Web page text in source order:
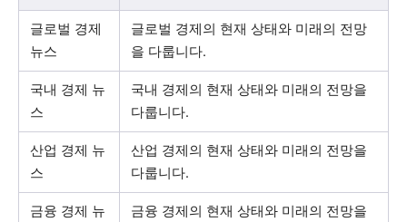
글로벌 경제
뉴스
글로벌 경제의 현재 상태와 미래의 전망
을 다룹니다.
국내 경제 뉴
스
국내 경제의 현재 상태와 미래의 전망을
다룹니다.
산업 경제 뉴
스
산업 경제의 현재 상태와 미래의 전망을
다룹니다.
금융 경제 뉴
금융 경제의 현재 상태와 미래의 전망을